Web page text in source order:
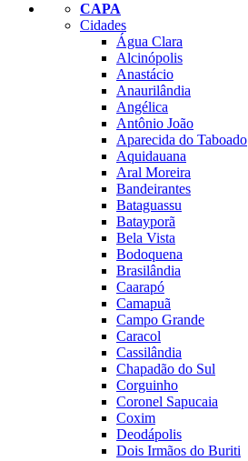
CAPA
Cidades
Água Clara
Alcinópolis
Anastácio
Anaurilândia
Angélica
Antônio João
Aparecida do Taboado
Aquidauana
Aral Moreira
Bandeirantes
Bataguassu
Batayporã
Bela Vista
Bodoquena
Brasilândia
Caarapó
Camapuã
Campo Grande
Caracol
Cassilândia
Chapadão do Sul
Corguinho
Coronel Sapucaia
Coxim
Deodápolis
Dois Irmãos do Buriti